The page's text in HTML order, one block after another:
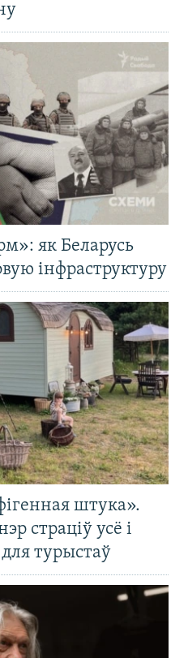
як Беларусь
інфраструктуру
штука».
страціў усё і
турыстаў